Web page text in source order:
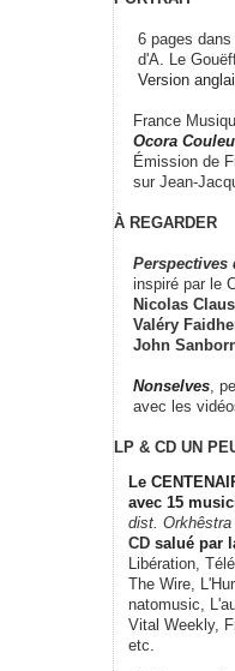
6 pages dans
d'A. Le
Version
France
Ocora
Émission de
sur Jean-
À REGARDER
Perspectives
inspiré par le
Nicolas
Valéry
John
Nonselves ,
avec les
LP & CD UN
Le
avec 15
dist.
CD salué par
Libération,
The Wire,
natomusic,
Vital Weekly,
etc.